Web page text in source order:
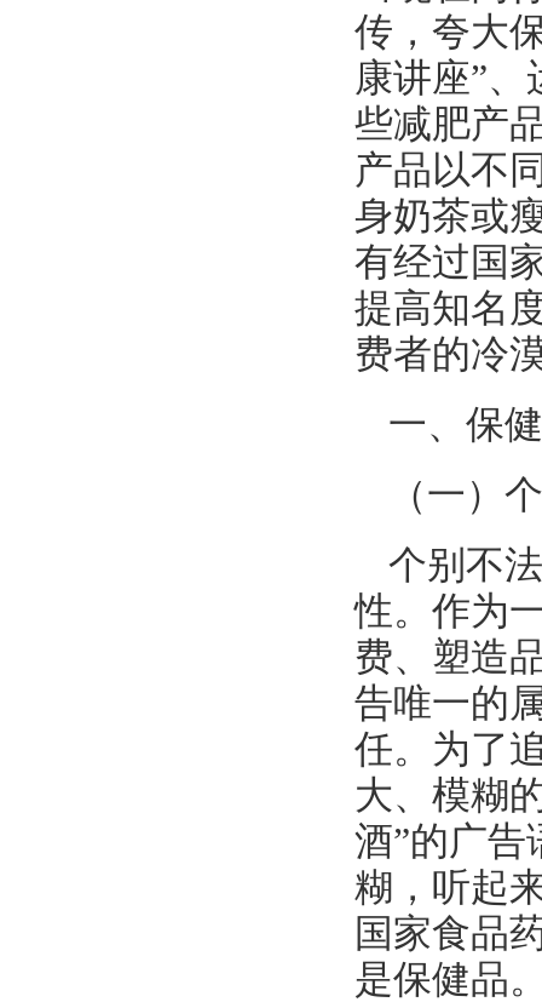
传，夸大
康讲座”
些减肥产
产品以不
身奶茶或
有经过国
提高知名
费者的冷
一、保
（一）
个别不
性。作为
费、塑造
告唯一的
任。为了
大、模糊
酒”的广告
糊，听起
国家食品
是保健品